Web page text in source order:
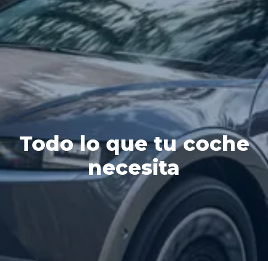
Todo lo que tu coche
necesita